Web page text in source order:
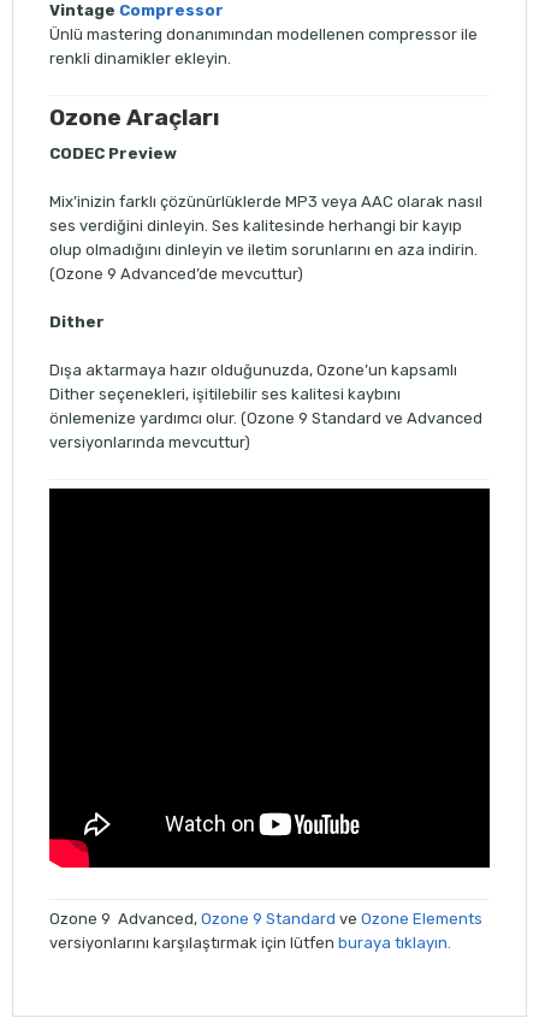
Vintage Compressor
Ünlü mastering donanımından modellenen compressor ile
renkli dinamikler ekleyin.
Ozone Araçları
CODEC Preview
Mix’inizin farklı çözünürlüklerde MP3 veya AAC olarak nasıl
ses verdiğini dinleyin. Ses kalitesinde herhangi bir kayıp
olup olmadığını dinleyin ve iletim sorunlarını en aza indirin.
(Ozone 9 Advanced’de mevcuttur)
Dither
Dışa aktarmaya hazır olduğunuzda, Ozone’un kapsamlı
Dither seçenekleri, işitilebilir ses kalitesi kaybını
önlemenize yardımcı olur. (Ozone 9 Standard ve Advanced
versiyonlarında mevcuttur)
Ozone 9 Advanced, Ozone 9 Standard ve Ozone Elements
versiyonlarını karşılaştırmak için lütfen buraya tıklayın.